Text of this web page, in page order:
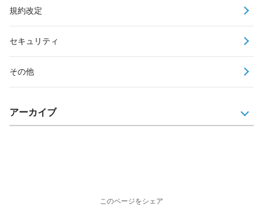
規約改定
セキュリティ
その他
アーカイブ
このページをシェア